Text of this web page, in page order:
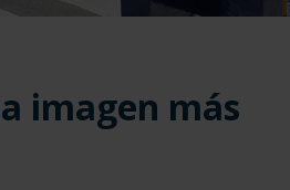
imagen más